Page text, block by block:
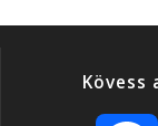
Kövess